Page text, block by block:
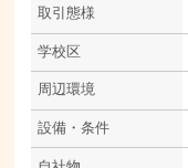
取引態様
学校区
周辺環境
設備・条件